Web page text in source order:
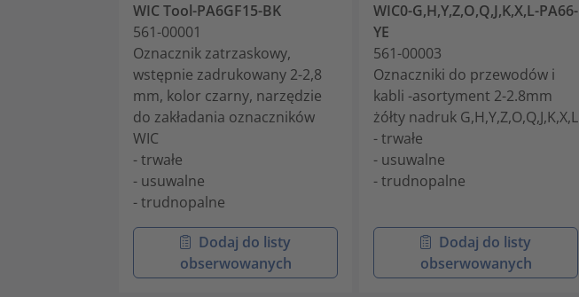
WIC Tool-PA6GF15-BK
561-00001
Oznacznik zatrzaskowy,
wstępnie zadrukowany 2-2,8
mm, kolor czarny, narzędzie
do zakładania oznaczników
WIC
- trwałe
- usuwalne
- trudnopalne
Dodaj do listy
obserwowanych
WIC0-G,H,Y,Z,O,Q,J,K,X,L-PA66-
YE
561-00003
Oznaczniki do przewodów i
kabli -asortyment 2-2.8mm
żółty nadruk G,H,Y,Z,O,Q,J,K,X,L
- trwałe
- usuwalne
- trudnopalne
Dodaj do listy
obserwowanych